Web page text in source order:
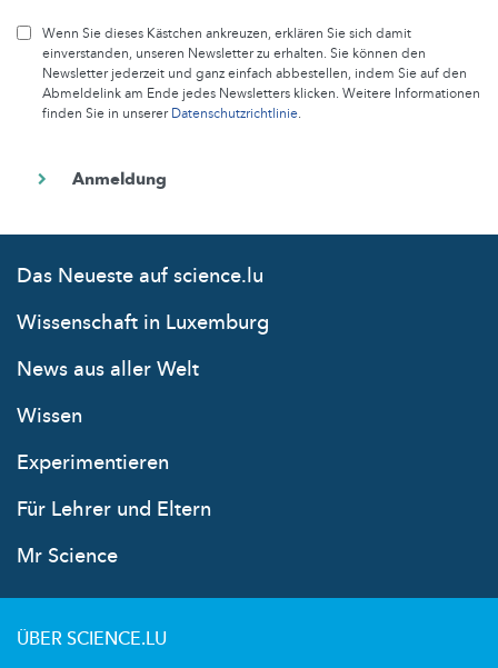
Wenn Sie dieses Kästchen ankreuzen, erklären Sie sich damit
einverstanden, unseren Newsletter zu erhalten. Sie können den
Newsletter jederzeit und ganz einfach abbestellen, indem Sie auf den
Abmeldelink am Ende jedes Newsletters klicken. Weitere Informationen
finden Sie in unsererDatenschutzrichtlinie.
Das Neueste auf science.lu
Wissenschaft in Luxemburg
News aus aller Welt
Wissen
Experimentieren
Für Lehrer und Eltern
Mr Science
ÜBER SCIENCE.LU